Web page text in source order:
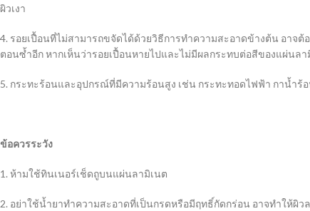
ผิวเงา
4. รอยเปื้อนที่ไม่สามารถขจัดได้ด้วยวิธีการทำความสะอาดข้างต้น อาจ
ตอนซ้ำอีก หากเห็นว่ารอยเปื้อนหายไปและไม่มีผลกระทบต่อสีของแผ่นลา
5. กระทะร้อนและอุปกรณ์ที่มีความร้อนสูง เช่น กระทะทอดไฟฟ้า กาน้ำ
ข้อควรระวัง
1. ห้ามใช้ทินเนอร์เช็ดถูบนแผ่นลามิเนต
2. อย่าใช้น้ำยาทำความสะอาดที่เป็นกรดหรือมีฤทธิ์กัดกร่อน อาจทำให้ผิว